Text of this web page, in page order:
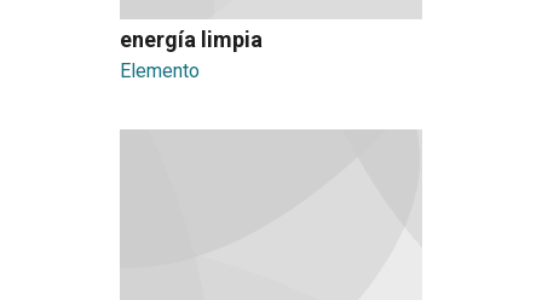
energía limpia
Elemento